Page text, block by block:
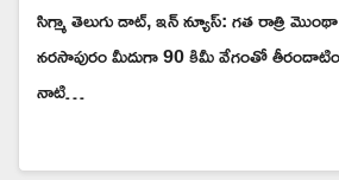
సిగ్మా తెలుగు డాట్, ఇన్ న్యూస్: గత రాత్రి
నరసాపురం మీదుగా 90 కిమీ వేగంతో
నాటి…